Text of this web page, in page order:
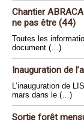
Chantier
ne pas être (44)
Toutes les
document (…)
Inauguration de
L’inauguration de
mars dans le (…)
Sortie forêt